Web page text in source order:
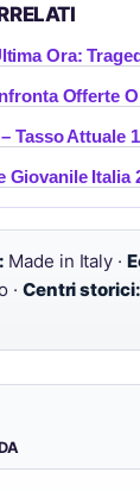
Ora:
Offerte
Tasso Attuale
Giovanile Italia
Made in Italy ·
· Centri storici: